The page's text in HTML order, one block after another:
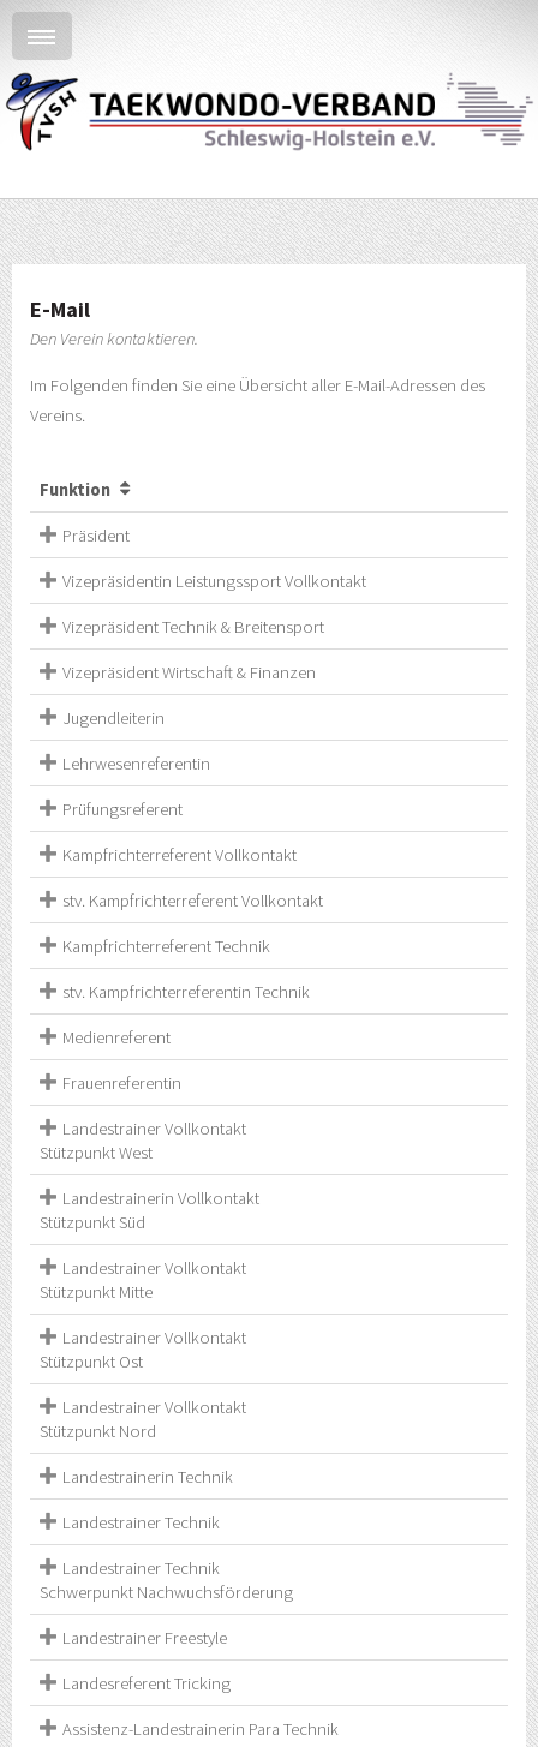
E-Mail
Den Verein kontaktieren.
Im Folgenden finden Sie eine Übersicht aller E-Mail-Adressen des
Vereins.
Funktion
Präsident
Vizepräsidentin Leistungssport Vollkontakt
Vizepräsident Technik & Breitensport
Vizepräsident Wirtschaft & Finanzen
Jugendleiterin
Lehrwesenreferentin
Prüfungsreferent
Kampfrichterreferent Vollkontakt
stv. Kampfrichterreferent Vollkontakt
Kampfrichterreferent Technik
stv. Kampfrichterreferentin Technik
Medienreferent
Frauenreferentin
Landestrainer Vollkontakt
Stützpunkt West
Landestrainerin Vollkontakt
Stützpunkt Süd
Landestrainer Vollkontakt
Stützpunkt Mitte
Landestrainer Vollkontakt
Stützpunkt Ost
Landestrainer Vollkontakt
Stützpunkt Nord
Landestrainerin Technik
Landestrainer Technik
Landestrainer Technik
Schwerpunkt Nachwuchsförderung
Landestrainer Freestyle
Landesreferent Tricking
Assistenz-Landestrainerin Para Technik